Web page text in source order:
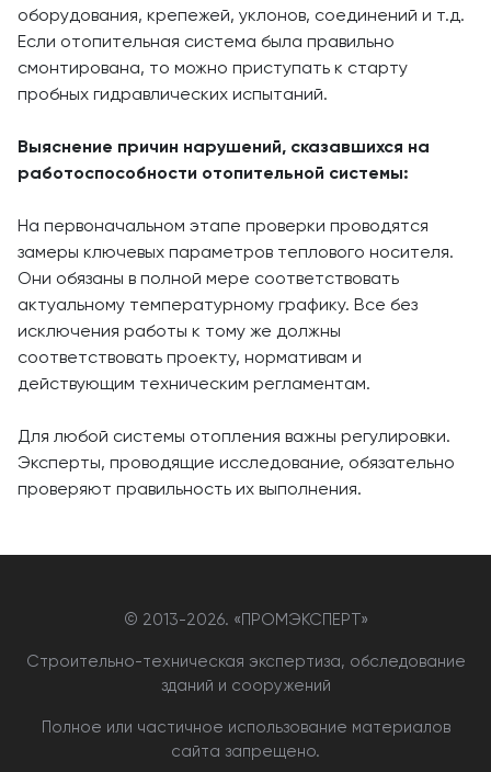
оборудования, крепежей, уклонов, соединений и т.д.
Если отопительная система была правильно
смонтирована, то можно приступать к старту
пробных гидравлических испытаний.
Выяснение причин нарушений, сказавшихся на
работоспособности отопительной системы:
На первоначальном этапе проверки проводятся
замеры ключевых параметров теплового носителя.
Они обязаны в полной мере соответствовать
актуальному температурному графику. Все без
исключения работы к тому же должны
соответствовать проекту, нормативам и
действующим техническим регламентам.
Для любой системы отопления важны регулировки.
Эксперты, проводящие исследование, обязательно
проверяют правильность их выполнения.
© 2013-2026. «ПРОМЭКСПЕРТ»
Строительно-техническая экспертиза, обследование
зданий и сооружений
Полное или частичное использование материалов
сайта запрещено.